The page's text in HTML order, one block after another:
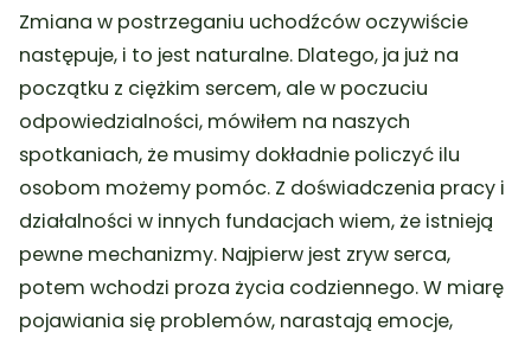
Zmiana w postrzeganiu uchodźców oczywiście
następuje, i to jest naturalne. Dlatego, ja już na
początku z ciężkim sercem, ale w poczuciu
odpowiedzialności, mówiłem na naszych
spotkaniach, że musimy dokładnie policzyć ilu
osobom możemy pomóc. Z doświadczenia pracy i
działalności w innych fundacjach wiem, że istnieją
pewne mechanizmy. Najpierw jest zryw serca,
potem wchodzi proza życia codziennego. W miarę
pojawiania się problemów, narastają emocje,